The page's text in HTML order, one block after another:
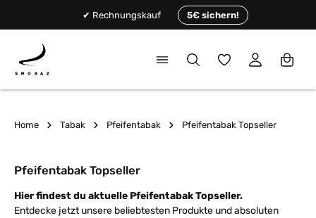
✔ Rechnungskauf 5€ sichern!
Du hast 0
Home Tabak Pfeifentabak Pfeifentabak Topseller
Pfeifentabak Topseller
Hier findest du aktuelle Pfeifentabak Topseller.
Entdecke jetzt unsere beliebtesten Produkte und absoluten